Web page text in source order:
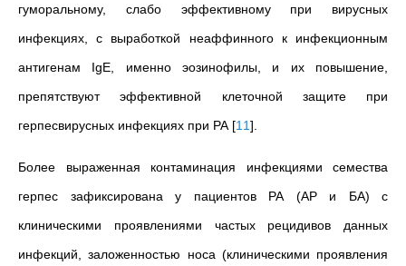
гуморальному, слабо эффективному при вирусных
инфекциях, с выработкой неаффинного к инфекционным
антигенам IgE, именно эозинофилы, и их повышение,
препятствуют эффективной клеточной защите при
герпесвирусных инфекциях при РА [11]
Более выраженная контаминация инфекциями семества
герпес зафиксирована у пациентов РА (АР и БА) с
клиническими проявлениями частых рецидивов данных
инфекций, заложенностью носа (клиническими проявления